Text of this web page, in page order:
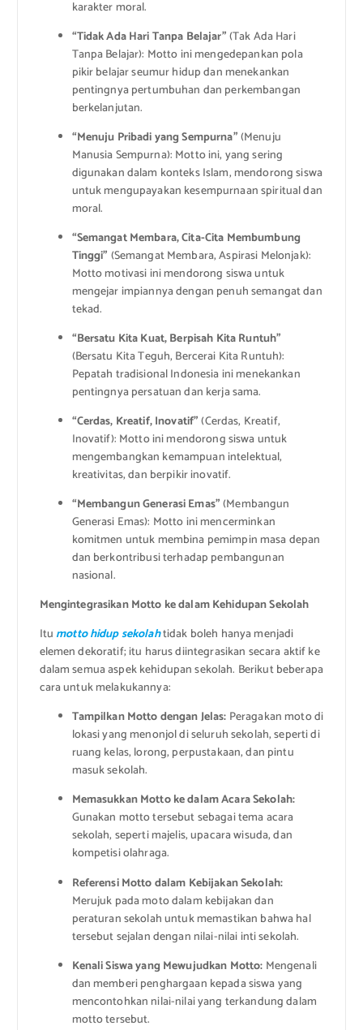
karakter moral.
“Tidak Ada Hari Tanpa Belajar”(Tak Ada Hari
Tanpa Belajar): Motto ini mengedepankan pola
pikir belajar seumur hidup dan menekankan
pentingnya pertumbuhan dan perkembangan
berkelanjutan.
“Menuju Pribadi yang Sempurna”(Menuju
Manusia Sempurna): Motto ini, yang sering
digunakan dalam konteks Islam, mendorong siswa
untuk mengupayakan kesempurnaan spiritual dan
moral.
“Semangat Membara, Cita-Cita Membumbung
Tinggi” (Semangat Membara, Aspirasi Melonjak):
Motto motivasi ini mendorong siswa untuk
mengejar impiannya dengan penuh semangat dan
tekad.
“Bersatu Kita Kuat, Berpisah Kita Runtuh”
(Bersatu Kita Teguh, Bercerai Kita Runtuh):
Pepatah tradisional Indonesia ini menekankan
pentingnya persatuan dan kerja sama.
“Cerdas, Kreatif, Inovatif”(Cerdas, Kreatif,
Inovatif): Motto ini mendorong siswa untuk
mengembangkan kemampuan intelektual,
kreativitas, dan berpikir inovatif.
“Membangun Generasi Emas”(Membangun
Generasi Emas): Motto ini mencerminkan
komitmen untuk membina pemimpin masa depan
dan berkontribusi terhadap pembangunan
nasional.
Mengintegrasikan Motto ke dalam Kehidupan Sekolah
Itumotto hidup sekolahtidak boleh hanya menjadi
elemen dekoratif; itu harus diintegrasikan secara aktif ke
dalam semua aspek kehidupan sekolah. Berikut beberapa
cara untuk melakukannya:
Tampilkan Motto dengan Jelas: Peragakan moto di
lokasi yang menonjol di seluruh sekolah, seperti di
ruang kelas, lorong, perpustakaan, dan pintu
masuk sekolah.
Memasukkan Motto ke dalam Acara Sekolah:
Gunakan motto tersebut sebagai tema acara
sekolah, seperti majelis, upacara wisuda, dan
kompetisi olahraga.
Referensi Motto dalam Kebijakan Sekolah:
Merujuk pada moto dalam kebijakan dan
peraturan sekolah untuk memastikan bahwa hal
tersebut sejalan dengan nilai-nilai inti sekolah.
Kenali Siswa yang Mewujudkan Motto: Mengenali
dan memberi penghargaan kepada siswa yang
mencontohkan nilai-nilai yang terkandung dalam
motto tersebut.